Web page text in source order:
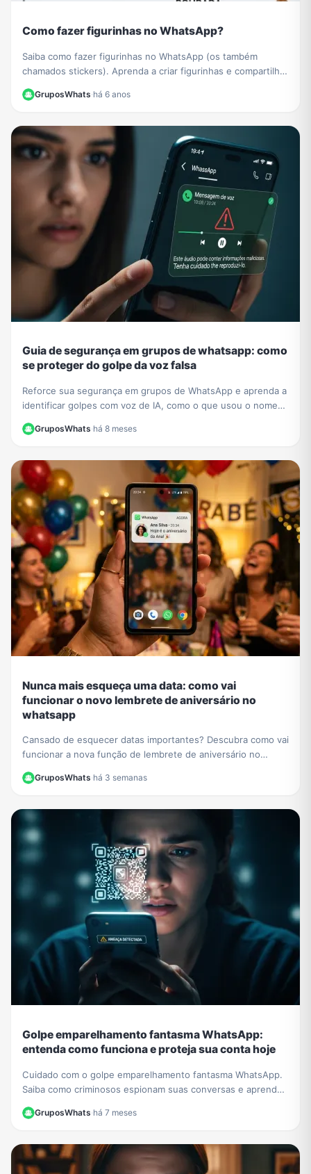
Como fazer figurinhas no WhatsApp?
Saiba como fazer figurinhas no WhatsApp (os também
chamados stickers). Aprenda a criar figurinhas e compartilhar
GruposWhats·há 6 anos
Guia de segurança em grupos de whatsapp: como
se proteger do golpe da voz falsa
Reforce sua segurança em grupos de WhatsApp e aprenda a
identificar golpes com voz de IA, como o que usou o nome
GruposWhats·há 8 meses
Nunca mais esqueça uma data: como vai
funcionar o novo lembrete de aniversário no
whatsapp
Cansado de esquecer datas importantes? Descubra como vai
funcionar a nova função de lembrete de aniversário no
WhatsApp e nunca mais perca uma comemoração.
GruposWhats·há 3 semanas
Golpe emparelhamento fantasma WhatsApp:
entenda como funciona e proteja sua conta hoje
Cuidado com o golpe emparelhamento fantasma WhatsApp.
Saiba como criminosos espionam suas conversas e aprenda
GruposWhats·há 7 meses